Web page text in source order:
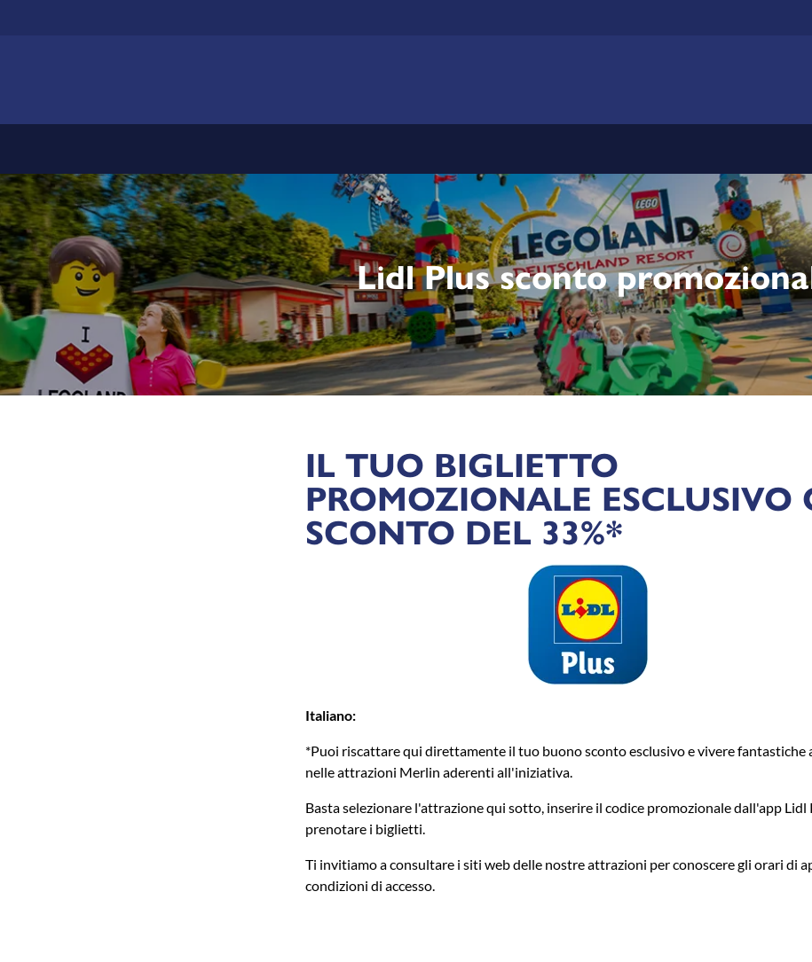
Lidl Plus sconto
IL TUO BIGLIETTO
PROMOZIONALE ESCLUSIVO
SCONTO DEL 33%*
Italiano:
*Puoi riscattare qui direttamente il tuo buono sconto esclusivo e vivere fantastiche
nelle attrazioni Merlin aderenti all'iniziativa.
Basta selezionare l'attrazione qui sotto, inserire il codice promozionale dall'app Lidl
prenotare i biglietti.
Ti invitiamo a consultare i siti web delle nostre attrazioni per conoscere gli orari di
condizioni di accesso.